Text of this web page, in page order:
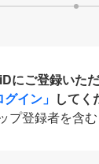
にご登録いた
グイン」 してく
プ登録者を含む